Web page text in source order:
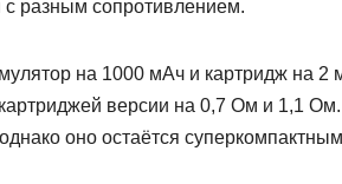
с разным сопротивлением.
на 1000 мАч и картридж на
версии на 0,7 Ом и 1,1 Ом.
оно остаётся